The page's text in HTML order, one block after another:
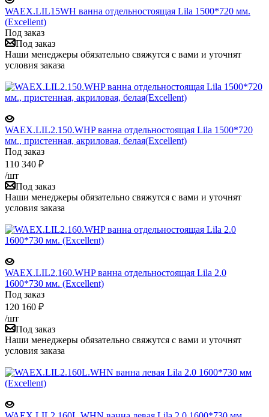
WAEX.LIL15WH ванна отдельностоящая Lila 1500*720 мм.
(Excellent)
Под заказ
Под заказ
Наши менеджеры обязательно свяжутся с вами и уточнят
условия заказа
WAEX.LIL2.150.WHP ванна отдельностоящая Lila 1500*720
мм., пристенная, акриловая, белая(Excellent)
Под заказ
110 340 ₽
/шт
Под заказ
Наши менеджеры обязательно свяжутся с вами и уточнят
условия заказа
WAEX.LIL2.160.WHP ванна отдельностоящая Lila 2.0
1600*730 мм. (Excellent)
Под заказ
120 160 ₽
/шт
Под заказ
Наши менеджеры обязательно свяжутся с вами и уточнят
условия заказа